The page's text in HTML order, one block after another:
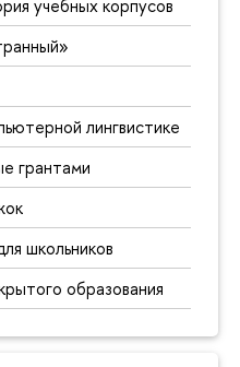
учебных корпусов
лингвистике
грантами
школьников
образования